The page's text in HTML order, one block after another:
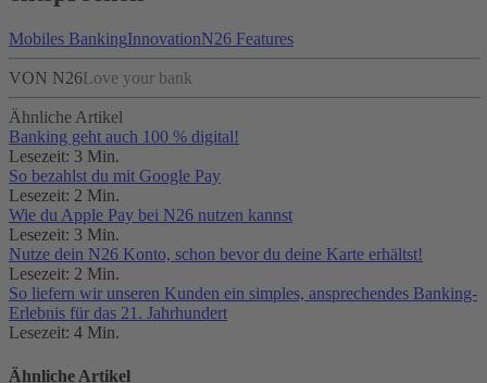
Mobiles BankingInnovationN26 Features
VON N26Love your bank
Ähnliche Artikel
Banking geht auch 100 % digital!
Lesezeit: 3 Min.
So bezahlst du mit Google Pay
Lesezeit: 2 Min.
Wie du Apple Pay bei N26 nutzen kannst
Lesezeit: 3 Min.
Nutze dein N26 Konto, schon bevor du deine Karte erhältst!
Lesezeit: 2 Min.
So liefern wir unseren Kunden ein simples, ansprechendes Banking-
Erlebnis für das 21. Jahrhundert
Lesezeit: 4 Min.
Ähnliche Artikel